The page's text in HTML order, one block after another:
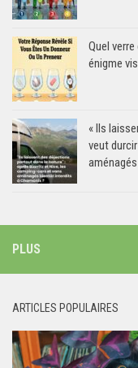
Quel
énigme
« Ils
veut
aménagés
PLUS
ARTICLES POPULAIRES